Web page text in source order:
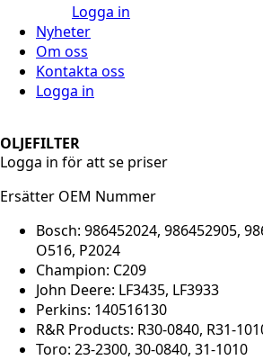
Logga in
Nyheter
Om oss
Kontakta oss
Logga in
OLJEFILTER
Logga in för att se priser
Ersätter OEM Nummer
Bosch: 986452024, 986452905,
O516, P2024
Champion: C209
John Deere: LF3435, LF3933
Perkins: 140516130
R&R Products: R30-0840, R31-
Toro: 23-2300, 30-0840, 31-1010